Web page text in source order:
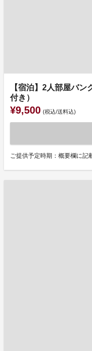
【宿泊】2人部屋バ
付き）
¥9,500 (税込/送料込)
ご提供予定時期：概要欄に記